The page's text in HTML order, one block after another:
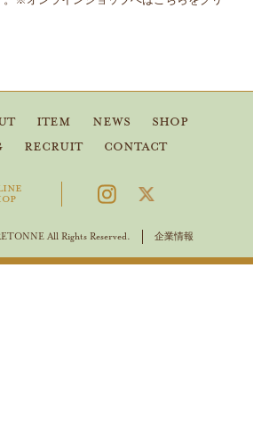
ITEM NEWS
SHOP
RECRUIT CONTACT
All Rights Reserved. 企業情報